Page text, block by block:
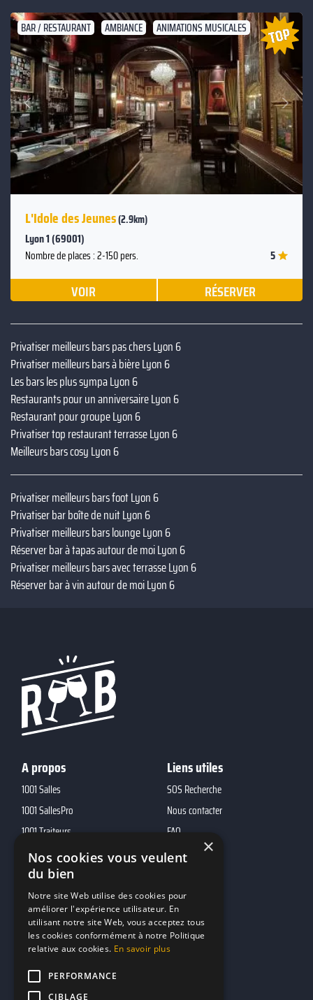
BAR / RESTAURANT AMBIANCE ANIMATIONS MUSICALES
Précédent
Suivant
L'Idole des Jeunes(2.9km)
Lyon 1 (69001)
Nombre de places : 2-150 pers. 5
VOIR RÉSERVER
Privatiser meilleurs bars pas chers Lyon 6
Privatiser meilleurs bars à bière Lyon 6
Les bars les plus sympa Lyon 6
Restaurants pour un anniversaire Lyon 6
Restaurant pour groupe Lyon 6
Privatiser top restaurant terrasse Lyon 6
Meilleurs bars cosy Lyon 6
Privatiser meilleurs bars foot Lyon 6
Privatiser bar boîte de nuit Lyon 6
Privatiser meilleurs bars lounge Lyon 6
Réserver bar à tapas autour de moi Lyon 6
Privatiser meilleurs bars avec terrasse Lyon 6
Réserver bar à vin autour de moi Lyon 6
A propos
1001 Salles
1001 SallesPro
1001 Traiteurs
1001 DJ
10h01
MP2
Liens utiles
SOS Recherche
Nous contacter
FAQ
Contacts
marketing@reserverunbar.fr
11 rue Maurice Grandcoing
94200 Ivry-sur-Seine
×
Nos cookies vous veulent
du bien
Notre site Web utilise des cookies pour
améliorer l'expérience utilisateur. En
utilisant notre site Web, vous acceptez tous
les cookies conformément à notre Politique
relative aux cookies. En savoir plus
PERFORMANCE
CIBLAGE